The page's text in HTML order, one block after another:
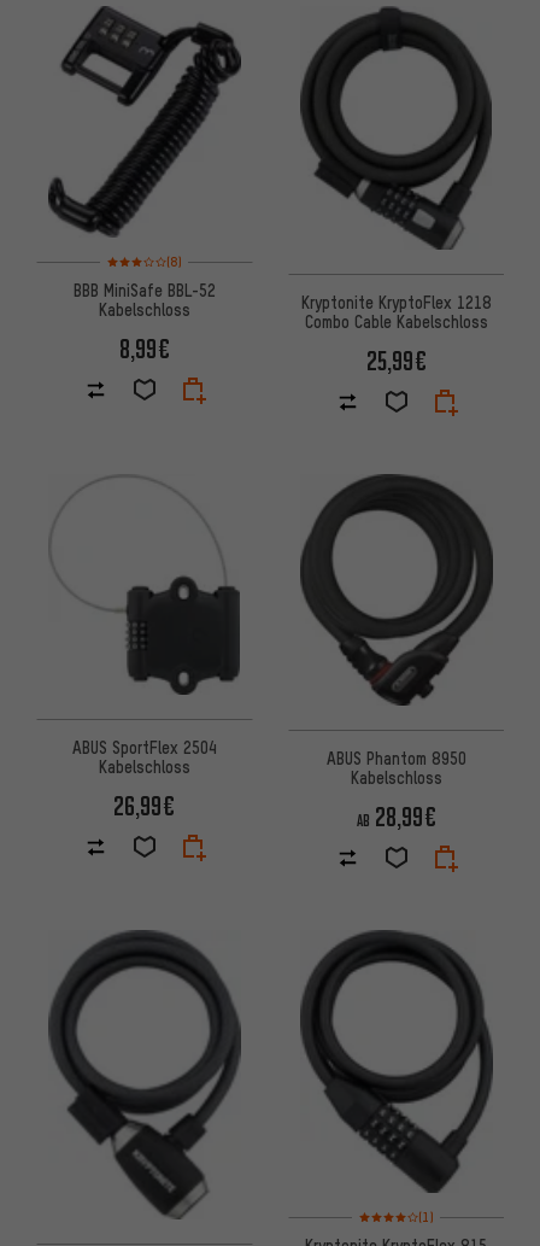
Bewertungen: 3 von 5 basierend auf 8 Bewertungen
(8)
BBB MiniSafe BBL-52
Kabelschloss
8,99€
Kryptonite KryptoFlex 1218
Combo Cable Kabelschloss
25,99€
ABUS SportFlex 2504
Kabelschloss
26,99€
ABUS Phantom 8950
Kabelschloss
AB 28,99€
Bewertungen: 4 von 5
(1)